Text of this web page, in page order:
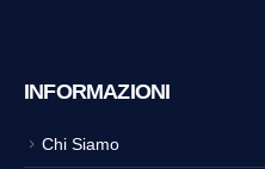
INFORMAZIONI
Chi Siamo